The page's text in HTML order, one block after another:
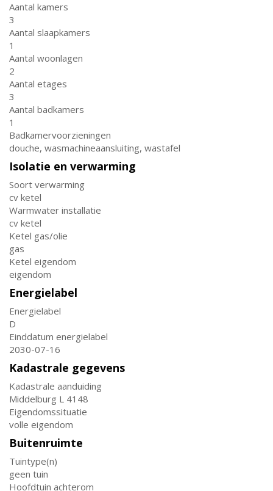
Aantal kamers
3
Aantal slaapkamers
1
Aantal woonlagen
2
Aantal etages
3
Aantal badkamers
1
Badkamervoorzieningen
douche, wasmachineaansluiting, wastafel
Isolatie en verwarming
Soort verwarming
cv ketel
Warmwater installatie
cv ketel
Ketel gas/olie
gas
Ketel eigendom
eigendom
Energielabel
Energielabel
D
Einddatum energielabel
2030-07-16
Kadastrale gegevens
Kadastrale aanduiding
Middelburg L 4148
Eigendomssituatie
volle eigendom
Buitenruimte
Tuintype(n)
geen tuin
Hoofdtuin achterom